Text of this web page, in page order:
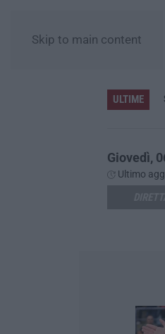
Skip to main content
ULTIME
Giovedì,
Ultimo